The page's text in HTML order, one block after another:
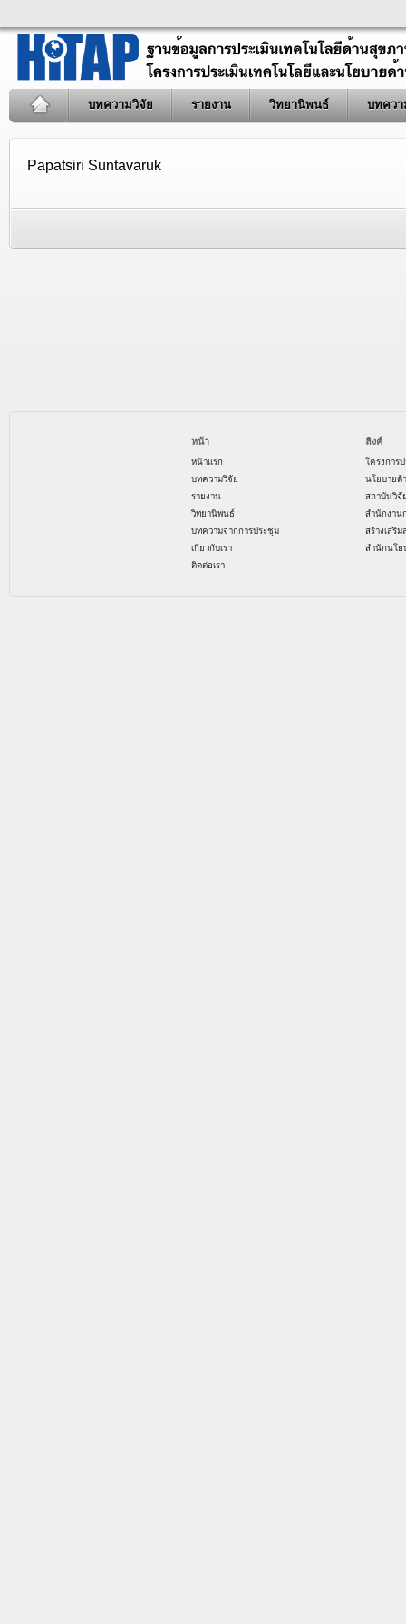
บทความวิจัย รายงาน วิทยานิพนธ์ บทควา
Papatsiri Suntavaruk
หน้า
หน้าแรก
บทความวิจัย
รายงาน
วิทยานิพนธ์
บทความจากการประชุม
เกี่ยวกับเรา
ติดต่อเรา
ลิงค์
โครงการ
นโยบายด้
สถาบันวิจั
สำนักงาน
สร้างเสริ
สำนักนโย